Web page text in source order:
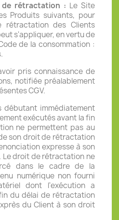
rétractation : Le Site
Produits suivants, pour
rétractation des Clients
s'appliquer, en vertu de
de la consommation :
pris connaissance de
notifiée préalablement
CGV.
débutant immédiatement
exécutés avant la fin
ne permettent pas au
son droit de rétractation
expresse à son
droit de rétractation ne
dans le cadre de la
numérique non fourni
dont l'exécution a
du délai de rétractation
du Client à son droit